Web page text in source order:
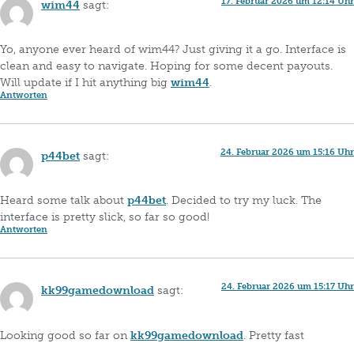
wim44 sagt:
Yo, anyone ever heard of wim44? Just giving it a go. Interface is
clean and easy to navigate. Hoping for some decent payouts.
Will update if I hit anything big wim44.
Antworten
p44bet sagt: 24. Februar 2026 um 15:16 Uhr
Heard some talk about p44bet. Decided to try my luck. The
interface is pretty slick, so far so good!
Antworten
kk99gamedownload sagt: 24. Februar 2026 um 15:17 Uhr
Looking good so far onkk99gamedownload. Pretty fast